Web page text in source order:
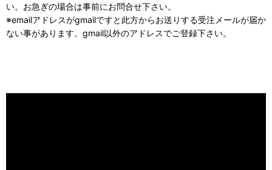
い。お急ぎの場合は事前にお問合せ下さい。
※emailアドレスがgmailですと此方からお送りする受注メールが届か
ない事があります。gmail以外のアドレスでご登録下さい。